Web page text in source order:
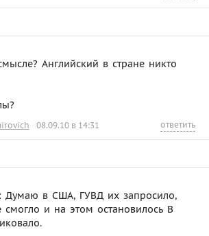
Английский в стране никто
08.09.10 в 14:31 ответить
Думаю в США, ГУВД их запросило,
смогло и на этом остановилось В